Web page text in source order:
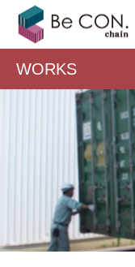
WORKS